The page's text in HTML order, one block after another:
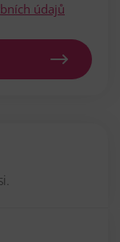
údajů